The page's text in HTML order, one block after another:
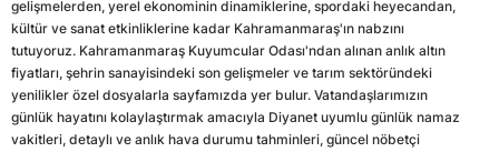
gelişmelerden, yerel ekonominin dinamiklerine, spordaki heyecandan,
kültür ve sanat etkinliklerine kadar Kahramanmaraş'ın nabzını
tutuyoruz. Kahramanmaraş Kuyumcular Odası'ndan alınan anlık altın
fiyatları, şehrin sanayisindeki son gelişmeler ve tarım sektöründeki
yenilikler özel dosyalarla sayfamızda yer bulur. Vatandaşlarımızın
günlük hayatını kolaylaştırmak amacıyla Diyanet uyumlu günlük namaz
vakitleri, detaylı ve anlık hava durumu tahminleri, güncel nöbetçi